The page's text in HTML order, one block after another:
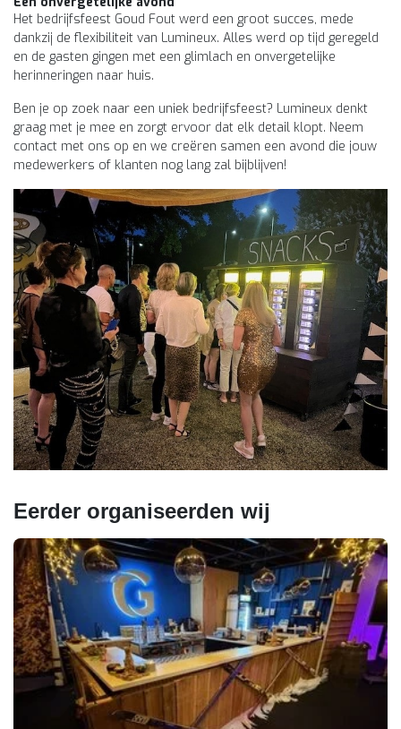
Het bedrijfsfeest Goud Fout werd een groot succes, mede
dankzij de flexibiliteit van Lumineux. Alles werd op tijd geregeld
en de gasten gingen met een glimlach en onvergetelijke
herinneringen naar huis.
Ben je op zoek naar een uniek bedrijfsfeest? Lumineux denkt
graag met je mee en zorgt ervoor dat elk detail klopt. Neem
contact met ons op en we creëren samen een avond die jouw
medewerkers of klanten nog lang zal bijblijven!
Eerder organiseerden wij